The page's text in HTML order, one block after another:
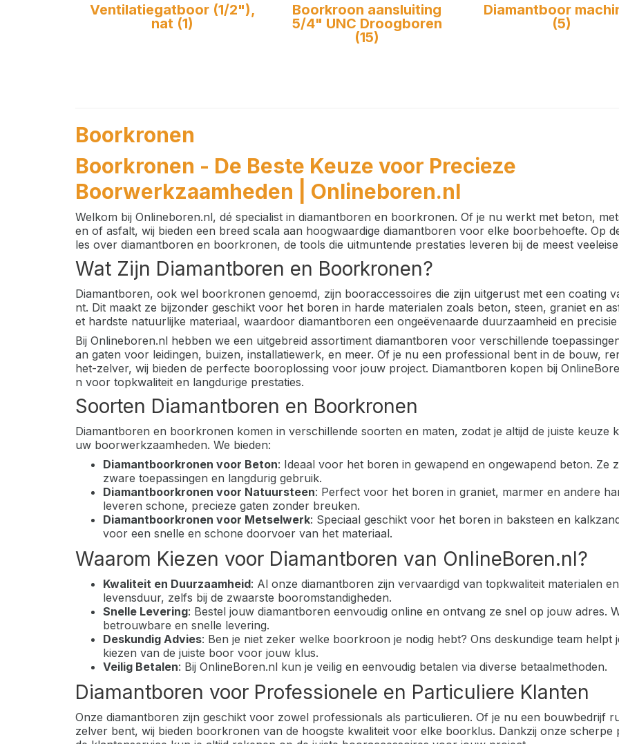
Ventilatiegatboor (1/2"),
nat (1)
Boorkroon aansluiting
5/4" UNC Droogboren
(15)
Diamantboor
(5)
Boorkronen
Boorkronen - De Beste Keuze voor Precieze
Boorwerkzaamheden | Onlineboren.nl
Welkom bij Onlineboren.nl, dé specialist in diamantboren en boorkronen. Of je nu werkt met beton,
en of asfalt, wij bieden een breed scala aan hoogwaardige diamantboren voor elke boorbehoefte. Op
les over diamantboren en boorkronen, de tools die uitmuntende prestaties leveren bij de meest
Wat Zijn Diamantboren en Boorkronen?
Diamantboren, ook wel boorkronen genoemd, zijn booraccessoires die zijn uitgerust met een coating
nt. Dit maakt ze bijzonder geschikt voor het boren in harde materialen zoals beton, steen, graniet en
et hardste natuurlijke materiaal, waardoor diamantboren een ongeëvenaarde duurzaamheid en precisie
Bij Onlineboren.nl hebben we een uitgebreid assortiment diamantboren voor verschillende
an gaten voor leidingen, buizen, installatiewerk, en meer. Of je nu een professional bent in de bouw,
het-zelver, wij bieden de perfecte booroplossing voor jouw project. Diamantboren kopen bij
n voor topkwaliteit en langdurige prestaties.
Soorten Diamantboren en Boorkronen
Diamantboren en boorkronen komen in verschillende soorten en maten, zodat je altijd de juiste keuze
uw boorwerkzaamheden. We bieden:
Diamantboorkronen voor Beton: Ideaal voor het boren in gewapend en ongewapend beton. Ze
zware toepassingen en langdurig gebruik.
Diamantboorkronen voor Natuursteen: Perfect voor het boren in graniet, marmer en andere
leveren schone, precieze gaten zonder breuken.
Diamantboorkronen voor Metselwerk: Speciaal geschikt voor het boren in baksteen en
voor een snelle en schone doorvoer van het materiaal.
Waarom Kiezen voor Diamantboren van OnlineBoren.nl?
Kwaliteit en Duurzaamheid: Al onze diamantboren zijn vervaardigd van topkwaliteit materialen
levensduur, zelfs bij de zwaarste booromstandigheden.
Snelle Levering: Bestel jouw diamantboren eenvoudig online en ontvang ze snel op jouw adres.
betrouwbare en snelle levering.
Deskundig Advies: Ben je niet zeker welke boorkroon je nodig hebt? Ons deskundige team helpt
kiezen van de juiste boor voor jouw klus.
Veilig Betalen: Bij OnlineBoren.nl kun je veilig en eenvoudig betalen via diverse betaalmethoden.
Diamantboren voor Professionele en Particuliere Klanten
Onze diamantboren zijn geschikt voor zowel professionals als particulieren. Of je nu een bouwbedrijf
zelver bent, wij bieden boorkronen van de hoogste kwaliteit voor elke boorklus. Dankzij onze scherpe